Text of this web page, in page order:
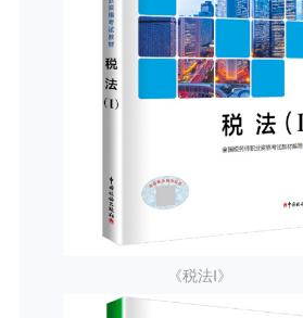
《税法Ⅰ》